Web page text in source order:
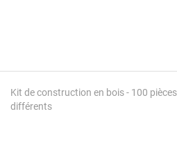
Kit de construction en bois - 100
différents